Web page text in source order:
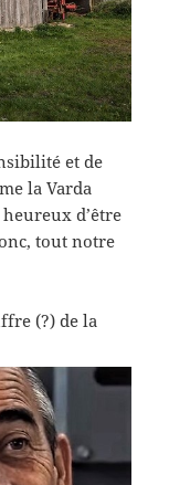
et de
la Varda
d’être
tout notre
(?) de la